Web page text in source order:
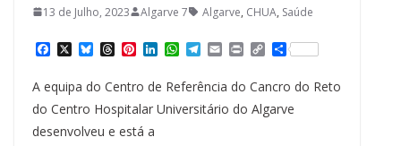
13 de Julho, 2023 Algarve 7 Algarve, CHUA, Saúde
a
e
b
o
o
X B
e
s
k
y
T
h
e
a
d
s
P
t
e
r
e
L
k
e
d
W
h
a
t
s
A
T
e
l
e
g
r
E
m
i
l
P
n
t
C
o
y
L
i
S
h
r
e
A equipa do Centro de Referência do Cancro do Reto
do Centro Hospitalar Universitário do Algarve
desenvolveu e está a